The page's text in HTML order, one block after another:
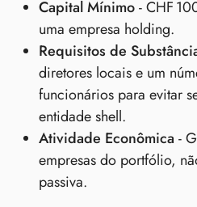
Capital Mínimo- CHF
uma empresa holding.
Requisitos de
diretores locais e um
funcionários para evitar
entidade shell.
Atividade Econômica -
empresas do portfólio,
passiva.